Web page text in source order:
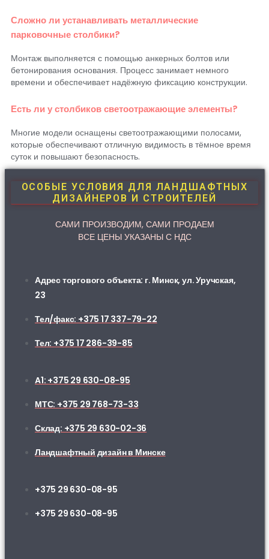
Сложно ли устанавливать металлические
парковочные столбики?
Монтаж выполняется с помощью анкерных болтов или
бетонирования основания. Процесс занимает немного
времени и обеспечивает надёжную фиксацию конструкции.
Есть ли у столбиков светоотражающие элементы?
Многие модели оснащены светоотражающими полосами,
которые обеспечивают отличную видимость в тёмное время
суток и повышают безопасность.
ОСОБЫЕ УСЛОВИЯ ДЛЯ ЛАНДШАФТНЫХ
ДИЗАЙНЕРОВ И СТРОИТЕЛЕЙ
САМИ ПРОИЗВОДИМ, САМИ ПРОДАЕМ
ВСЕ ЦЕНЫ УКАЗАНЫ С НДС
Адрес торгового объекта: г. Минск, ул. Уручская,
23
Тел/факс: +375 17 337-79-22
Тел: +375 17 286-39-85
A1: +375 29 630-08-95
МТС: +375 29 768-73-33
Склад: +375 29 630-02-36
Ландшафтный дизайн в Минске
+375 29 630-08-95
+375 29 630-08-95